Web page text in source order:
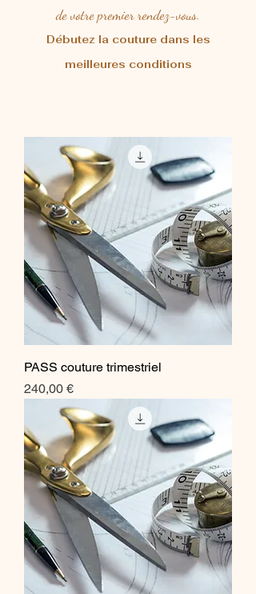
de votre premier rendez-vous.
Débutez la couture dans les
meilleures conditions
PASS couture trimestriel
Prix
240,00 €